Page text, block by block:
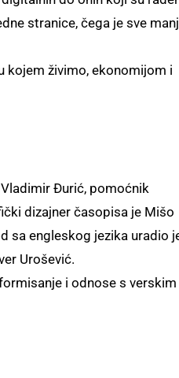
stranice, čega je sve
kojem živimo, ekonomijom i
Đurić, pomoćnik
dizajner časopisa je Mišo
sa engleskog jezika uradio
Urošević.
i odnose s verskim